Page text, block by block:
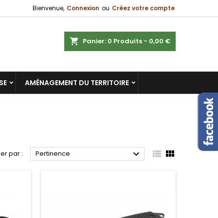
Bienvenue, Connexion ou Créez votre compte
Panier 0 Produits - 0,00 €
AMÉNAGEMENT DU TERRITOIRE
par : Pertinence   